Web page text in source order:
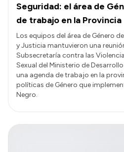
Seguridad: el área de
de trabajo en la Provincia
Los equipos del área de Género
y Justicia mantuvieron una
Subsecretaría contra las
Sexual del Ministerio de
una agenda de trabajo en la
políticas de Género que
Negro.